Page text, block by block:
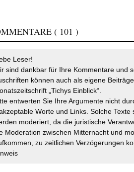
( 101 )
Leser!
sind dankbar für Ihre Kommentare und
können auch als eigene
„Tichys Einblick“.
entwerten Sie Ihre Argumente nicht
Worte und Links. Solche
moderiert, da die juristische
Moderation zwischen Mitternacht und
zu zeitlichen Verzögerungen